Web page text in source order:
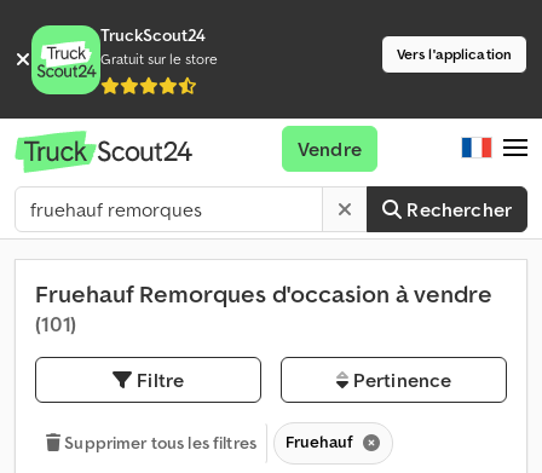
TruckScout24
Gratuit sur le store Vers l'application
Rechercher
Vendre
Fruehauf Remorques d'occasion à vendre
(101)
Filtre Pertinence
Supprimer tous les filtres Fruehauf